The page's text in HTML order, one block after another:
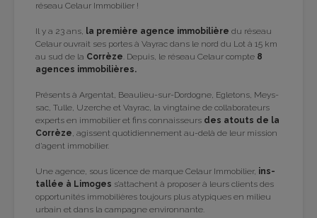
réseau Celaur Immo­bi­lier !
Il y a 23 ans, la pre­mière agence immo­bi­lière du réseau
Celaur ouvrait ses portes à Vay­rac dans le nord du Lot à 15 km
au sud de la Cor­rèze. Depuis, le réseau Celaur compte 8
agences immo­bi­lières.
Pré­sents à Argen­tat, Beau­lieu-sur-Dor­dogne, Egle­tons, Meys­
sac, Tulle, Uzerche et Vay­rac, la ving­taine de col­la­bo­ra­teurs
experts en immo­bi­lier et fins connais­seurs des atouts de la
Cor­rèze, agissent quo­ti­dien­ne­ment au-delà de leur mis­sion
d’agent immo­bi­lier.
Une agence, sous licence de marque Celaur Immo­bi­lier, ins­
tal­lée à Limoges s’at­tachent à pro­po­ser à leurs clients des
oppor­tu­ni­tés immo­bi­lières tou­jours plus aty­piques en milieu
urbain et dans la cam­pagne envi­ron­nante.